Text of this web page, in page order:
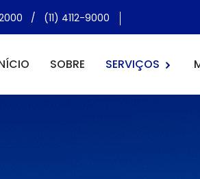
/ (11) 4112-9000
SOBRE SERVIÇOS